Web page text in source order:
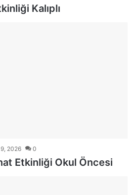
Kalıplı
2026 0
Etkinliği Okul Öncesi